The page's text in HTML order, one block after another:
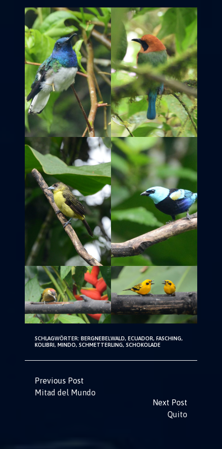
SCHLAGWÖRTER: BERGNEBELWALD, ECUADOR, FASCHING,
KOLIBRI , MINDO, SCHMETTERLING, SCHOKOLADE
Continue
Reading
Previous Post
Mitad del Mundo
Next Post
Quito